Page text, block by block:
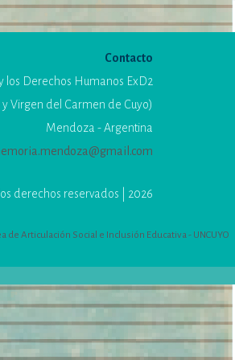
Contacto
los Derechos Humanos ExD2
y Virgen del Carmen de Cuyo)
Mendoza - Argentina
derechos reservados | 2026
Articulación Social e Inclusión Educativa - UNCUYO